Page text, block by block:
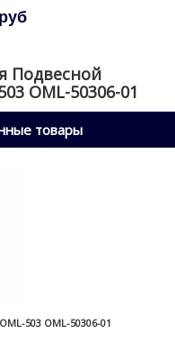
Подвесной
OML-50306-01
товары
503 OML-50306-01